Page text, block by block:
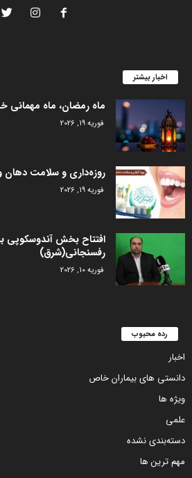
اخبار بیشتر
ماه رمضان، ماه مهمانی
فوریه 19, 2026
روزه‌داری و سلامت دهان
فوریه 19, 2026
افتتاح بخش آندوسکوپی
رفسنجانی(شرق)
فوریه 10, 2026
رده محبوب
اخبار
دانستی های بیماران خاص
ویژه ها
علمی
دسته‌بندی نشده
مهم ترین ها